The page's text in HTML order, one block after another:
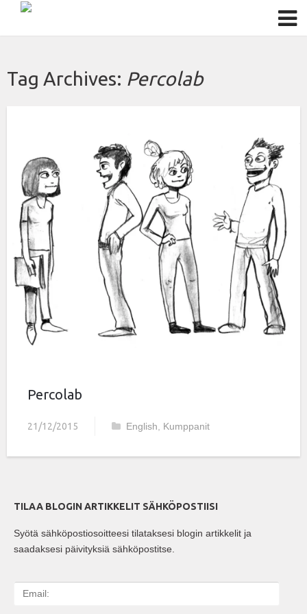
Tag Archives: Percolab
Percolab
21/12/2015 English Kumppanit
TILAA BLOGIN ARTIKKELIT SÄHKÖPOSTIISI
Syötä sähköpostiosoitteesi tilataksesi blogin artikkelit ja
saadaksesi päivityksiä sähköpostitse.